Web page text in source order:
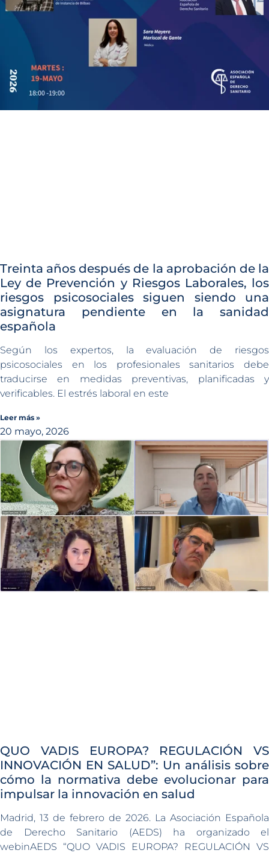
Treinta años después de la aprobación de la
Ley de Prevención y Riesgos Laborales, los
riesgos psicosociales siguen siendo una
asignatura pendiente en la sanidad
española
Según los expertos, la evaluación de riesgos
psicosociales en los profesionales sanitarios debe
traducirse en medidas preventivas, planificadas y
verificables. El estrés laboral en este
Leer más »
20 mayo, 2026
QUO VADIS EUROPA? REGULACIÓN VS
INNOVACIÓN EN SALUD”: Un análisis sobre
cómo la normativa debe evolucionar para
impulsar la innovación en salud
Madrid, 13 de febrero de 2026. La Asociación Española
de Derecho Sanitario (AEDS) ha organizado el
webinAEDS “QUO VADIS EUROPA? REGULACIÓN VS